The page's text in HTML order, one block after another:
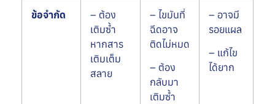
ข้อจำกัด
– ต้อง
เติมซ้ำ
หากสาร
เติมเต็ม
สลาย
– ไขมันที่
ฉีดอาจ
ติดไม่หมด
– ต้อง
กลับมา
เติมซ้ำ
– อาจมี
รอยแผล
– แก้ไข
ได้ยาก